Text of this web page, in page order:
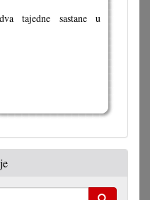
tajedne sastane u